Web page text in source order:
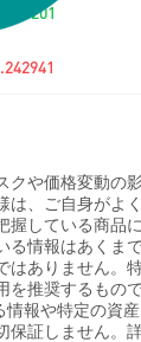
クや価格変動の
は、ご自身がよ
握している商品
る情報はあくま
はありません。
推奨するもの
報や特定の資
証しません。